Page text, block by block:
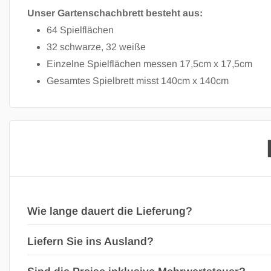
Unser Gartenschachbrett besteht aus:
64 Spielflächen
32 schwarze, 32 weiße
Einzelne Spielflächen messen 17,5cm x 17,5cm
Gesamtes Spielbrett misst 140cm x 140cm
Wie lange dauert die Lieferung?
Bestellungen nach Deutschland werden in der Regel
Liefern Sie ins Ausland?